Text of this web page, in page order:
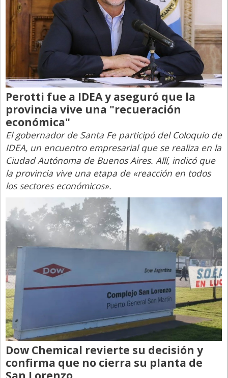
Perotti fue a IDEA y aseguró que la
provincia vive una "recueración
económica"
El gobernador de Santa Fe participó del Coloquio de
IDEA, un encuentro empresarial que se realiza en la
Ciudad Autónoma de Buenos Aires. Allí, indicó que
la provincia vive una etapa de «reacción en todos
los sectores económicos».
Dow Chemical revierte su decisión y
confirma que no cierra su planta de